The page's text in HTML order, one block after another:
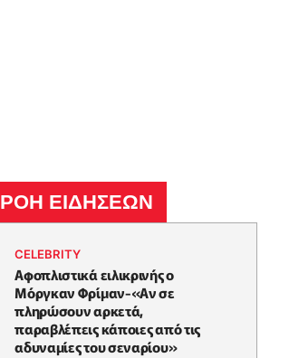
ΡΟΗ ΕΙΔΗΣΕΩΝ
CELEBRITY
Αφοπλιστικά ειλικρινής ο
Μόργκαν Φρίμαν-«Αν σε
πληρώσουν αρκετά,
παραβλέπεις κάποιες από τις
αδυναμίες του σεναρίου»